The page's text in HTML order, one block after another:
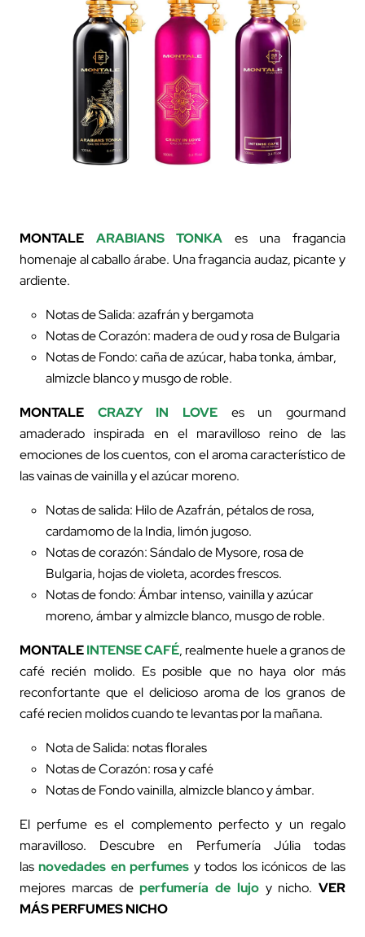
MONTALE ARABIANS TONKA
es una fragancia
homenaje al caballo árabe. Una fragancia audaz, picante y
ardiente.
Notas de Salida: azafrán y bergamota
Notas de Corazón: madera de oud y rosa de Bulgaria
Notas de Fondo: caña de azúcar, haba tonka, ámbar,
almizcle blanco y musgo de roble.
MONTALE CRAZY IN LOVE es un gourmand
amaderado inspirada en el maravilloso reino de las
emociones de los cuentos, con el aroma característico de
las vainas de vainilla y el azúcar moreno.
Notas de salida: Hilo de Azafrán, pétalos de rosa,
cardamomo de la India, limón jugoso.
Notas de corazón: Sándalo de Mysore, rosa de
Bulgaria, hojas de violeta, acordes frescos.
Notas de fondo: Ámbar intenso, vainilla y azúcar
moreno, ámbar y almizcle blanco, musgo de roble.
MONTALEINTENSE CAFÉ, realmente huele a granos de
café recién molido. Es posible que no haya olor más
reconfortante que el delicioso aroma de los granos de
café recien molidos cuando te levantas por la mañana.
Nota de Salida: notas florales
Notas de Corazón: rosa y café
Notas de Fondo vainilla, almizcle blanco y ámbar.
El perfume es el complemento perfecto y un regalo
maravilloso. Descubre en Perfumería Júlia todas
lasnovedades en perfumes y todos los icónicos de las
mejores marcas de perfumería de lujo y nicho. VER
MÁSPERFUMES NICHO